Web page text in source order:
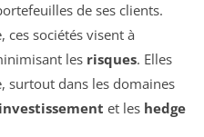
de ses clients.
ces sociétés visent à
les risques. Elles
surtout dans les domaines
et les hedge